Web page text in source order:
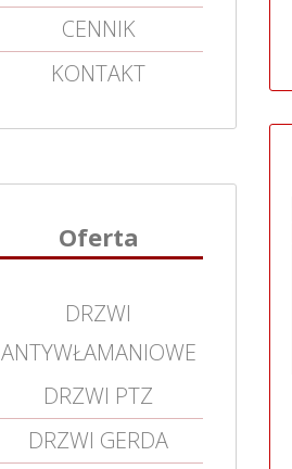
CENNIK
KONTAKT
Oferta
DRZWI
ANTYWŁAMANIOWE
DRZWI PTZ
DRZWI GERDA